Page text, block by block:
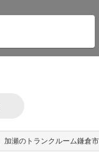
加瀬のトランクルーム鎌倉